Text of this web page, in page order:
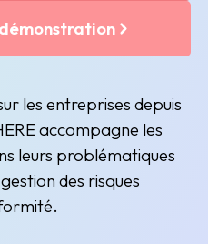
les entreprises depuis
accompagne les
leurs problématiques
des risques